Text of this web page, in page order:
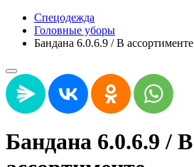
Спецодежда
Головные уборы
Бандана 6.0.6.9 / В ассортименте
Бандана 6.0.6.9 / В